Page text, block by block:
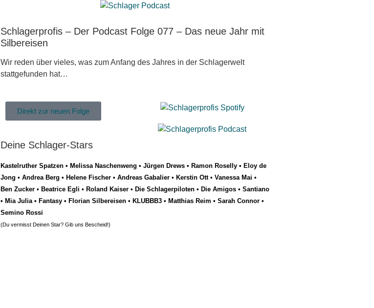
Schlagerprofis – Der Podcast Folge 077 – Das neue Jahr mit
Silbereisen
Wir reden über vieles, was zum Anfang des Jahres in der Schlagerwelt
stattgefunden hat…
Direkt zur neuen Folge
Deine Schlager-Stars
Kastelruther Spatzen • Melissa Naschenweng • Jürgen Drews • Ramon Roselly • Eloy de
Jong • Andrea Berg • Helene Fischer • Andreas Gabalier • Kerstin Ott• Vanessa Mai •
Ben Zucker • Beatrice Egli • Roland Kaiser • Die Schlagerpiloten • Die Amigos • Santiano
• Mia Julia• Fantasy • Florian Silbereisen • KLUBBB3 • Matthias Reim • Sarah Connor •
Semino Rossi
(Du vermisst Deinen Star? Gib uns Bescheid!)